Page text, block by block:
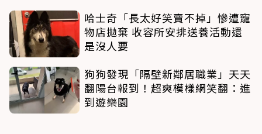
哈士奇「長太好笑賣不掉」慘遭寵
物店拋棄 收容所安排送養活動還
是沒人要
狗狗發現「隔壁新鄰居職業」天天
翻陽台報到！超爽模樣網笑翻：進
到遊樂園